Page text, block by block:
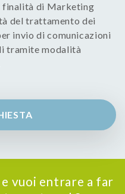
finalità di Marketing
del trattamento dei
invio di comunicazioni
tramite modalità
vuoi entrare a far